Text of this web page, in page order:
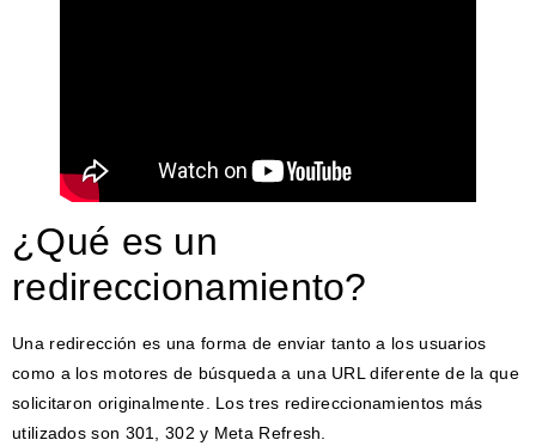
¿Qué es un
redireccionamiento?
Una redirección es una forma de enviar tanto a los usuarios
como a los motores de búsqueda a una URL diferente de la que
solicitaron originalmente. Los tres redireccionamientos más
utilizados son 301, 302 y Meta Refresh.